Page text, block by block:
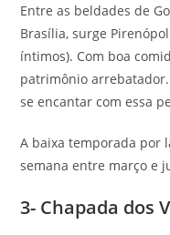
Entre as beldades de
Brasília, surge
íntimos). Com boa
patrimônio
se encantar com essa
A baixa temporada por
semana entre março e
3- Chapada dos